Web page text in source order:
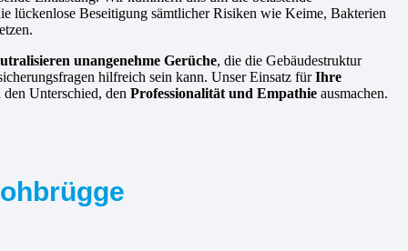
lückenlose Beseitigung sämtlicher Risiken wie Keime, Bakterien
unangenehme Gerüche, die die Gebäudestruktur
hilfreich sein kann. Unser Einsatz fürIhre
Unterschied, den Professionalität und Empathie ausmachen.